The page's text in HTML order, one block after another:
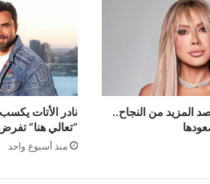
المزيد من النجاح..
نادر الأتات
“تعالي هنا”
منذ أسبوع واحد